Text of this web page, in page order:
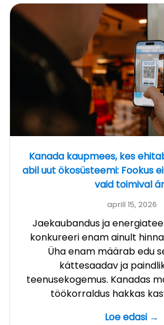
Kanada kaupmees, kes
abil uut ökosüsteemi: Fookus
vaid toimival
aprill 15, 2026
Jaekaubandus ja
konkureeri enam ainult
Üha enam määrab edu
kättesaadav ja
teenusekogemus. Kanadas
töökorraldus hakkas
Loe edasi →